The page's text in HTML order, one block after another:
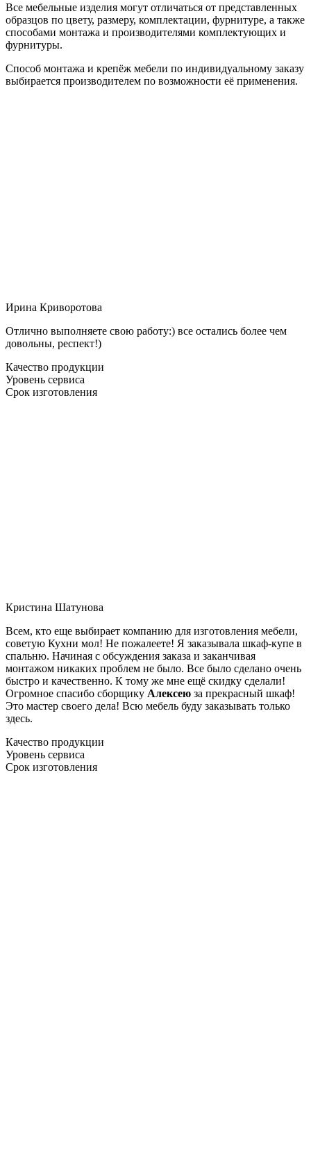
Все мебельные изделия могут отличаться от представленных
образцов по цвету, размеру, комплектации, фурнитуре, а также
способами монтажа и производителями комплектующих и
фурнитуры.
Способ монтажа и крепёж мебели по индивидуальному заказу
выбирается производителем по возможности её применения.
Ирина Криворотова
Отлично выполняете свою работу:) все остались более чем
довольны, респект!)
Качество продукции
Уровень сервиса
Срок изготовления
Кристина Шатунова
Всем, кто еще выбирает компанию для изготовления мебели,
советую Кухни мол! Не пожалеете! Я заказывала шкаф-купе в
спальню. Начиная с обсуждения заказа и заканчивая
монтажом никаких проблем не было. Все было сделано очень
быстро и качественно. К тому же мне ещё скидку сделали!
Огромное спасибо сборщику Алексею за прекрасный шкаф!
Это мастер своего дела! Всю мебель буду заказывать только
здесь.
Качество продукции
Уровень сервиса
Срок изготовления